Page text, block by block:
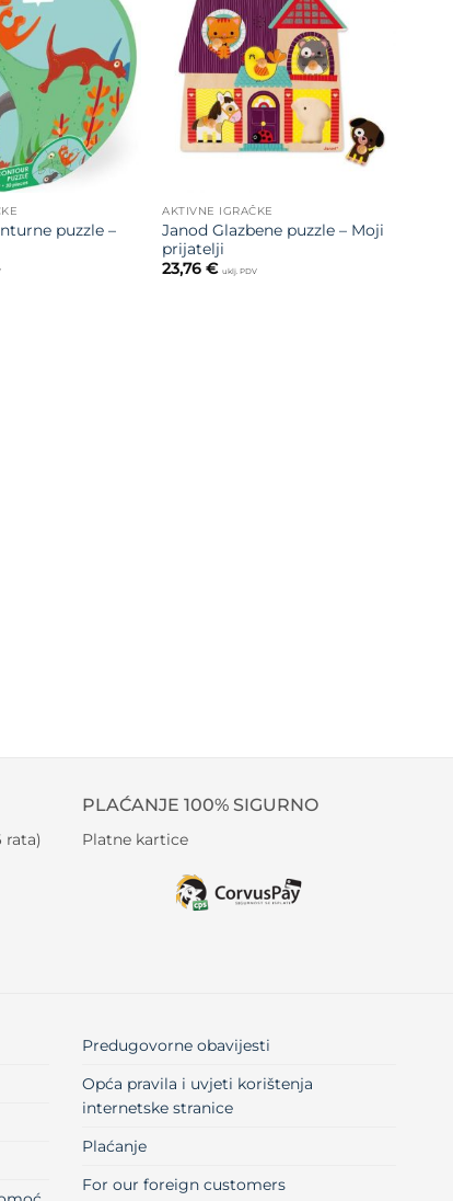
Dodajte
želja
puzzle –
Dodajte
na listu
AKTIVNE IGRAČKE
Janod Glazbene puzzle – Moji
prijatelji
23,76€ uklj. PDV
rata)
PLAĆANJE 100% SIGURNO
Platne kartice
Predugovorne obavijesti
Opća pravila i uvjeti korištenja
internetske stranice
Plaćanje
For our foreign customers